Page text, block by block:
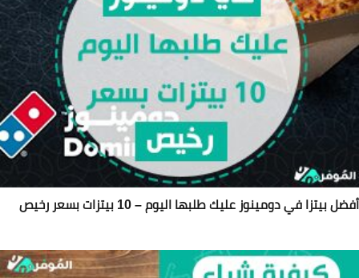
بيتزا في دومينوز عليك طلبها اليوم – 10 بيتزات بسعر رخيص